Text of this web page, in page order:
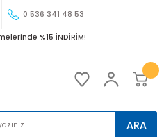
0 536 341 48 53
%15 İNDİRİM!
ARA